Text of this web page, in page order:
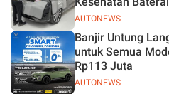
AUTONEWS
AUTONEWS
Banjir Untung
untuk Semua
Rp113 Juta